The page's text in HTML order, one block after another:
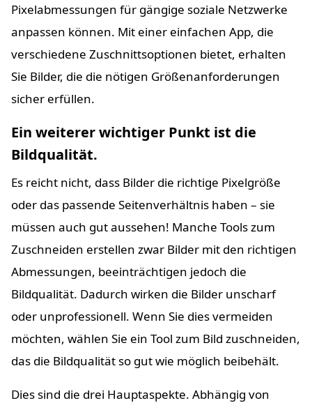
Pixelabmessungen für gängige soziale Netzwerke
anpassen können. Mit einer einfachen App, die
verschiedene Zuschnittsoptionen bietet, erhalten
Sie Bilder, die die nötigen Größenanforderungen
sicher erfüllen.
Ein weiterer wichtiger Punkt ist die
Bildqualität.
Es reicht nicht, dass Bilder die richtige Pixelgröße
oder das passende Seitenverhältnis haben – sie
müssen auch gut aussehen! Manche Tools zum
Zuschneiden erstellen zwar Bilder mit den richtigen
Abmessungen, beeinträchtigen jedoch die
Bildqualität. Dadurch wirken die Bilder unscharf
oder unprofessionell. Wenn Sie dies vermeiden
möchten, wählen Sie ein Tool zum Bild zuschneiden,
das die Bildqualität so gut wie möglich beibehält.
Dies sind die drei Hauptaspekte. Abhängig von